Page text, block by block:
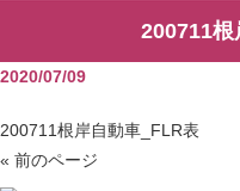
200711
2020/07/09
200711根岸自動車_FLR表
« 前のページ